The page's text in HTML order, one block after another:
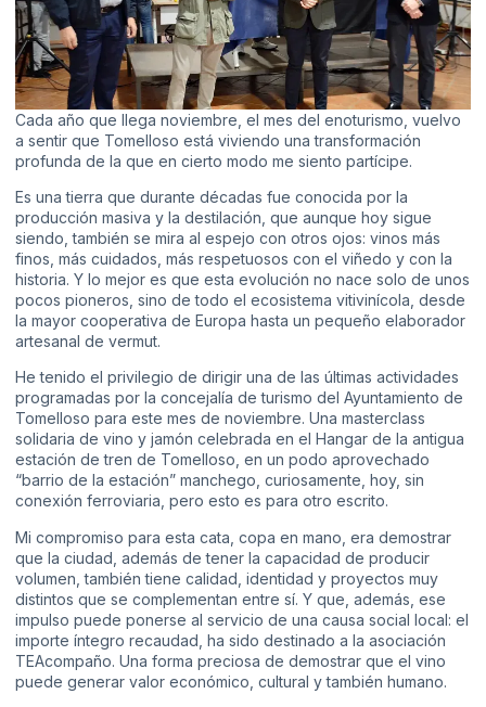
Cada año que llega noviembre, el mes del enoturismo, vuelvo
a sentir que Tomelloso está viviendo una transformación
profunda de la que en cierto modo me siento partícipe.
Es una tierra que durante décadas fue conocida por la
producción masiva y la destilación, que aunque hoy sigue
siendo, también se mira al espejo con otros ojos: vinos más
finos, más cuidados, más respetuosos con el viñedo y con la
historia. Y lo mejor es que esta evolución no nace solo de unos
pocos pioneros, sino de todo el ecosistema vitivinícola, desde
la mayor cooperativa de Europa hasta un pequeño elaborador
artesanal de vermut.
He tenido el privilegio de dirigir una de las últimas actividades
programadas por la concejalía de turismo del Ayuntamiento de
Tomelloso para este mes de noviembre. Una masterclass
solidaria de vino y jamón celebrada en el Hangar de la antigua
estación de tren de Tomelloso, en un podo aprovechado
“barrio de la estación” manchego, curiosamente, hoy, sin
conexión ferroviaria, pero esto es para otro escrito.
Mi compromiso para esta cata, copa en mano, era demostrar
que la ciudad, además de tener la capacidad de producir
volumen, también tiene calidad, identidad y proyectos muy
distintos que se complementan entre sí. Y que, además, ese
impulso puede ponerse al servicio de una causa social local: el
importe íntegro recaudad, ha sido destinado a la asociación
TEAcompaño. Una forma preciosa de demostrar que el vino
puede generar valor económico, cultural y también humano.